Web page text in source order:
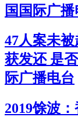
国国际广播
47人案未
获发还 是
际广播电台
2019馀波